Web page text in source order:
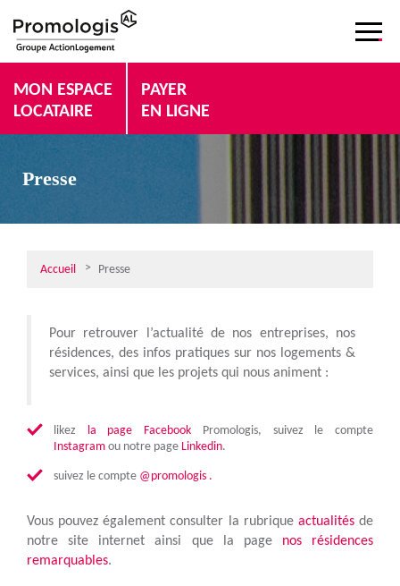
MON ESPACE
LOCATAIRE
PAYER
EN LIGNE
Presse
Accueil Presse
Pour retrouver l’actualité de nos entreprises, nos
résidences, des infos pratiques sur nos logements &
services, ainsi que les projets qui nous animent :
likez la page Facebook Promologis, suivez le compte
Instagram ou notre page Linkedin.
suivez le compte @promologis .
Vous pouvez également consulter la rubrique actualitésde
notre site internet ainsi que la page nos résidences
remarquables.